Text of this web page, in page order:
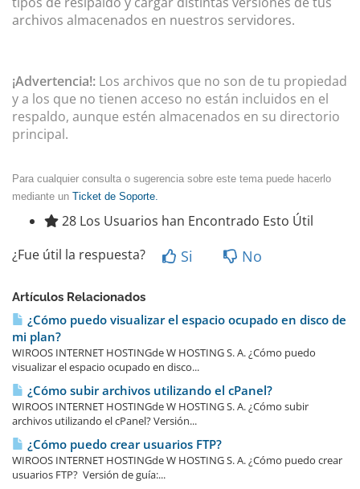
archivos almacenados en nuestros servidores.
¡Advertencia!: Los archivos que no son de tu propiedad
y a los que no tienen acceso no están incluidos en el
respaldo, aunque estén almacenados en su directorio
principal.
Para cualquier consulta o sugerencia sobre este tema puede hacerlo
mediante un Ticket de Soporte.
28 Los Usuarios han Encontrado Esto Útil
¿Fue útil la respuesta?
Si No
Artículos Relacionados
¿Cómo puedo visualizar el espacio ocupado en disco de
mi plan?
WIROOS INTERNET HOSTINGde W HOSTING S. A. ¿Cómo puedo
visualizar el espacio ocupado en disco...
¿Cómo subir archivos utilizando el cPanel?
WIROOS INTERNET HOSTINGde W HOSTING S. A. ¿Cómo subir
archivos utilizando el cPanel? Versión...
¿Cómo puedo crear usuarios FTP?
WIROOS INTERNET HOSTINGde W HOSTING S. A. ¿Cómo puedo crear
usuarios FTP? Versión de guía:...